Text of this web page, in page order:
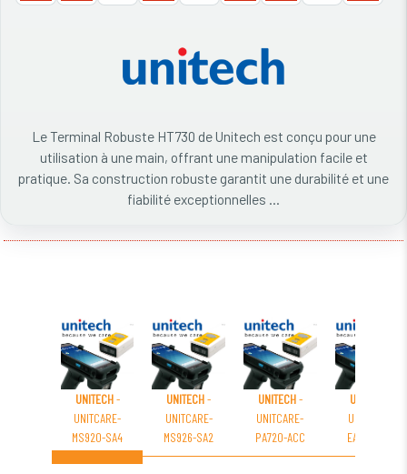
Le Terminal Robuste HT730 de Unitech est conçu pour une
utilisation à une main, offrant une manipulation facile et
pratique. Sa construction robuste garantit une durabilité et une
fiabilité exceptionnelles ...
UNITECH-
UNITCARE-
MS920-SA4
UNITECH-
UNITCARE-
MS926-SA2
UNITECH-
UNITCARE-
PA720-ACC
UNITECH
UNITCARE-
EA630-EM3